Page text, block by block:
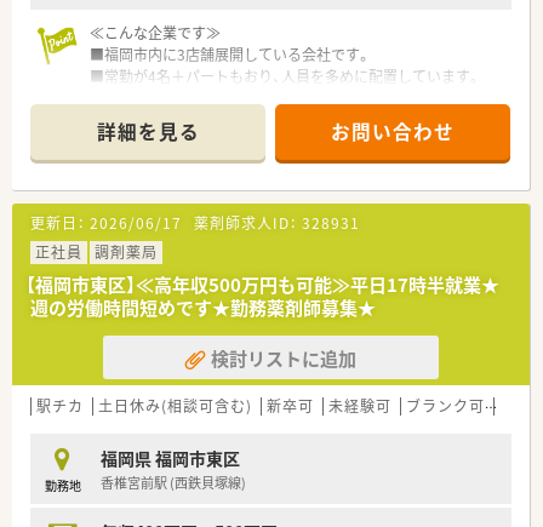
≪こんな企業です≫
■福岡市内に3店舗展開している会社です。
■常勤が4名＋パートもおり、人員を多めに配置しています。
詳細を見る お問い合わせ
更新日： 2026/06/17 薬剤師求人ID： 328931
正社員
調剤薬局
【福岡市東区】≪高年収500万円も可能≫平日17時半就業★
週の労働時間短めです★勤務薬剤師募集★
検討リストに追加
駅チカ 土日休み(相談可含む) 新卒可 未経験可 ブランク可
勤務地
福岡県 福岡市東区
香椎宮前駅 (西鉄貝塚線)